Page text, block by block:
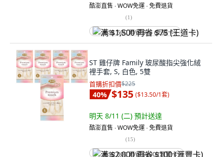
酷澎直售 ∙ WOW免運 ∙ 免費退貨
(1)
满 $1,500 再省 $75 (王道卡)
ST 雞仔牌 Family 玻尿酸指尖強化絨
裡手套, S, 白色, 5雙
首購折扣價$225
40% $135 ($13.50/1套)
明天 8/11 (二) 預計送達
酷澎直售 ∙ WOW免運 ∙ 免費退貨
(15)
满 $2,000 再省 $100 (滙豐卡)